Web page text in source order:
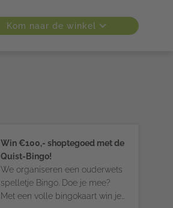
Kom naar de winkel
Win €100,- shoptegoed met de
Quist-Bingo!
We organiseren een ouderwets
spelletje Bingo. Doe je mee?
Met een volle bingokaart win je